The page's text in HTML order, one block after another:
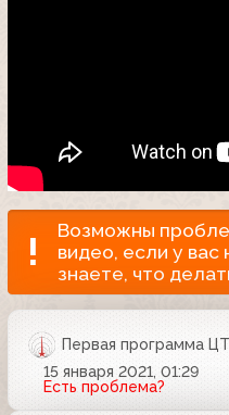
Возможны
видео, если у
знаете, что
Первая программа ЦТ
15 января 2021, 01:29
Есть проблема?